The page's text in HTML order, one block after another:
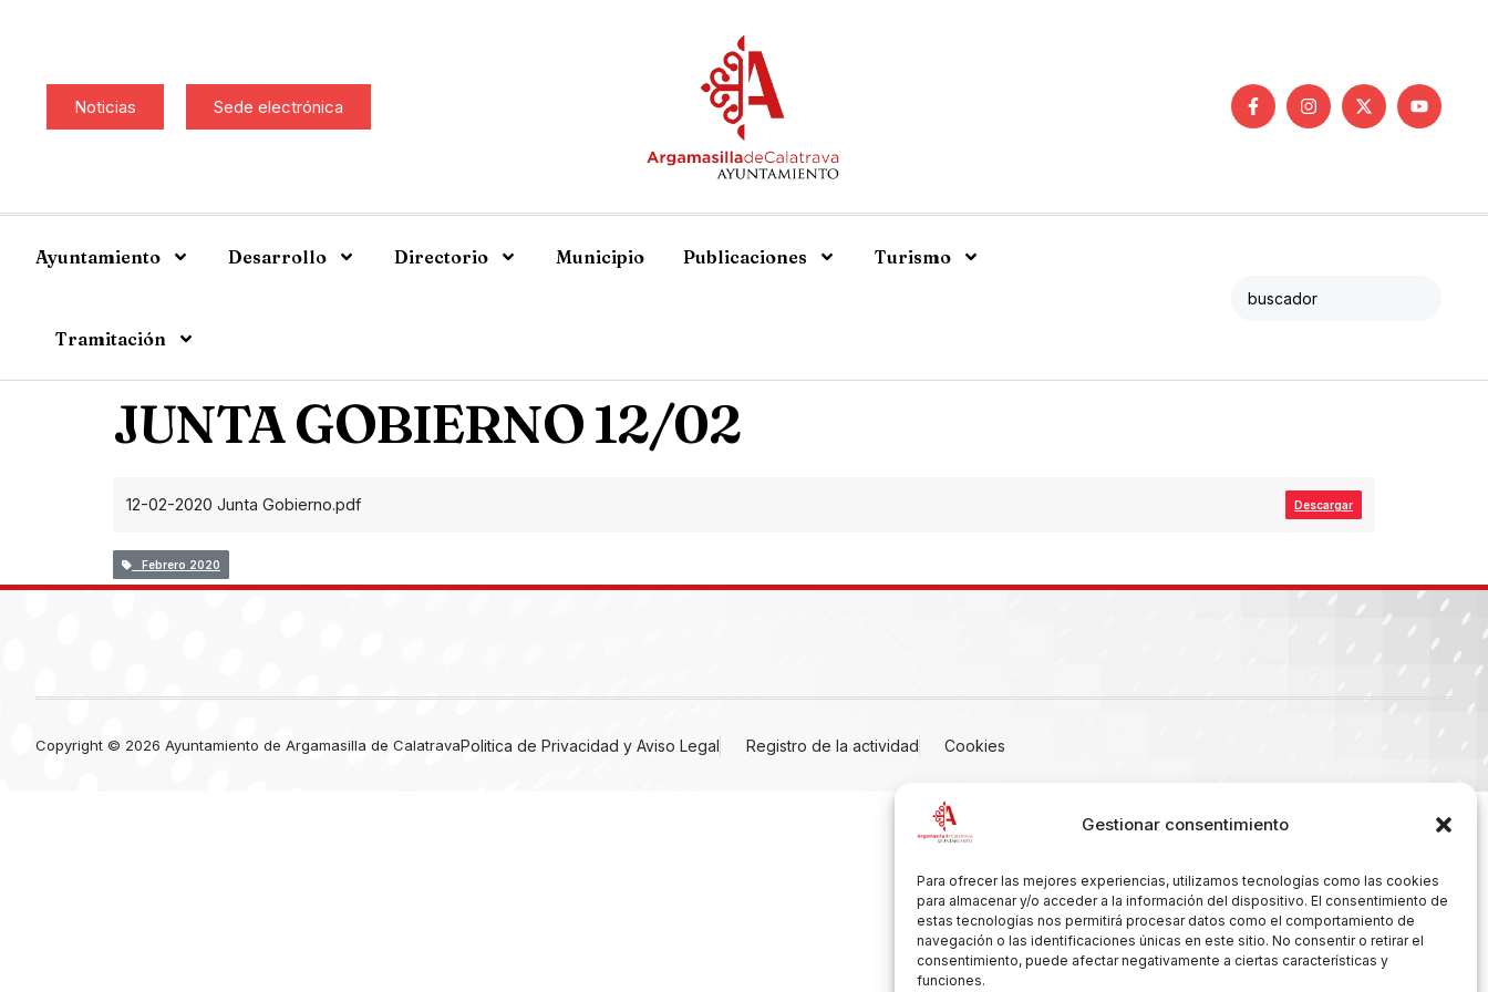
Gestionar consentimiento
Para ofrecer las mejores experiencias, utilizamos tecnologías como las cookies
para almacenar y/o acceder a la información del dispositivo. El consentimiento de
estas tecnologías nos permitirá procesar datos como el comportamiento de
navegación o las identificaciones únicas en este sitio. No consentir o retirar el
consentimiento, puede afectar negativamente a ciertas características y
funciones.
Noticias Sede electrónica
Ayuntamiento Desarrollo Directorio Municipio Publicaciones Turismo
Tramitación
JUNTA GOBIERNO 12/02
12-02-2020 Junta Gobierno.pdf Descargar
Febrero 2020
Copyright © 2026 Ayuntamiento de Argamasilla de CalatravaPolitica de Privacidad y Aviso Legal Registro de la actividad Cookies